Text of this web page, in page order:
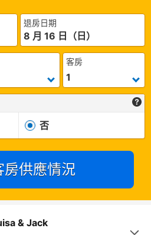
退房日期
8 月 16 日（日）
客房
否
房供應情況
& Jack